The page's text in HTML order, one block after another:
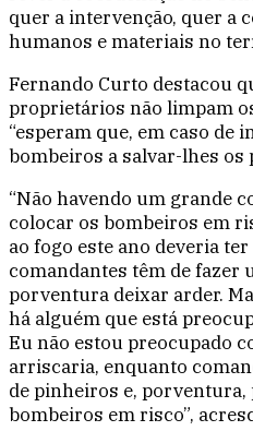
quer a intervenção, quer a
humanos e materiais no
Fernando Curto destacou
proprietários não limpam
“esperam que, em caso de
bombeiros a salvar-lhes os
“Não havendo um grande
colocar os bombeiros em
ao fogo este ano deveria
comandantes têm de fazer
porventura deixar arder.
há alguém que está
Eu não estou preocupado
arriscaria, enquanto
de pinheiros e, porventura,
bombeiros em risco”,